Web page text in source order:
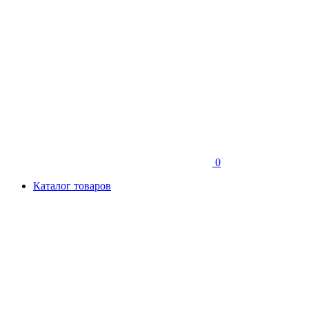
0
Каталог товаров